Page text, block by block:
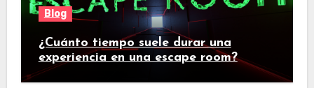
Blog
¿Cuánto tiempo suele durar una
experiencia en una escape room?